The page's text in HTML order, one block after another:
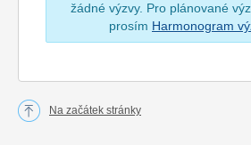
žádné výzvy. Pro plánované
prosím Harmonogram
Na začátek stránky